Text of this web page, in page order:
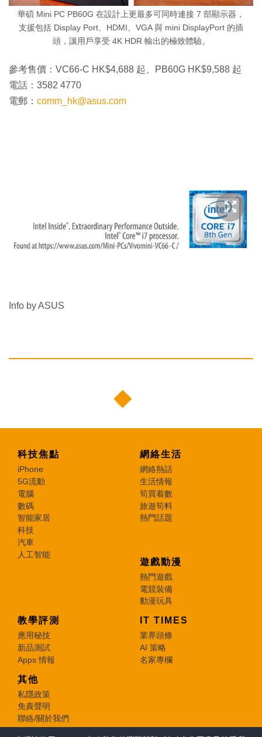
華碩 Mini PC PB60G 在設計上更最多可同時連接 7 部顯示器，
支援包括 Display Port、HDMI、VGA 與 mini DisplayPort 的插
頭，讓用戶享受 4K HDR 輸出的極致體驗。
參考售價：VC66-C HK$4,688 起、PB60G HK$9,588 起
電話：3582 4770
電郵： comm_hk@asus.com
Info by ASUS
科技焦點
iPhone
5G流動
電腦
數碼
智能家居
科技
汽車
人工智能
網絡生活
網絡熱話
生活情報
筍買着數
旅遊筍料
熱門話題
遊戲動漫
熱門遊戲
電競裝備
動漫玩具
教學評測
應用秘技
新品測試
Apps 情報
IT TIMES
業界頭條
AI 策略
名家專欄
其他
私隱政策
免責聲明
聯絡/關於我們